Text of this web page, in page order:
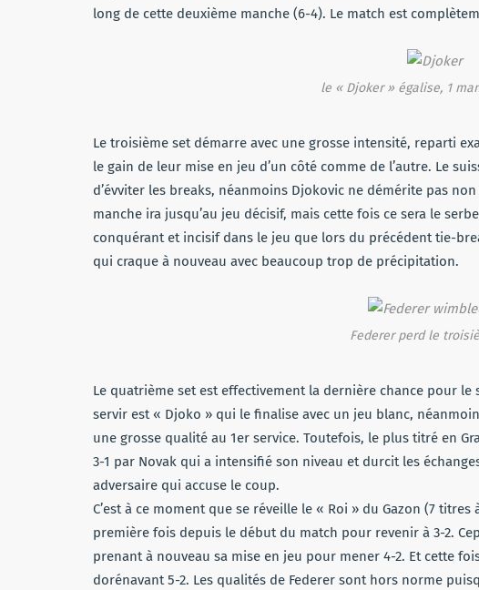
long de cette deuxième manche (6-4). Le match est
le « Djoker » égalise, 1
Le troisième set démarre avec une grosse intensité, reparti
le gain de leur mise en jeu d’un côté comme de l’autre. Le
d’évviter les breaks, néanmoins Djokovic ne démérite pas
manche ira jusqu’au jeu décisif, mais cette fois ce sera le
conquérant et incisif dans le jeu que lors du précédent tie-
qui craque à nouveau avec beaucoup trop de précipitation.
Federer perd le
Le quatrième set est effectivement la dernière chance pour
servir est « Djoko » qui le finalise avec un jeu blanc,
une grosse qualité au 1er service. Toutefois, le plus titré en
3-1 par Novak qui a intensifié son niveau et durcit les
adversaire qui accuse le coup.
C’est à ce moment que se réveille le « Roi » du Gazon (7
première fois depuis le début du match pour revenir à 3-2.
prenant à nouveau sa mise en jeu pour mener 4-2. Et cette
dorénavant 5-2. Les qualités de Federer sont hors norme